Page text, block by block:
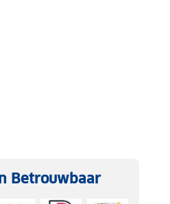
Betrouwbaar